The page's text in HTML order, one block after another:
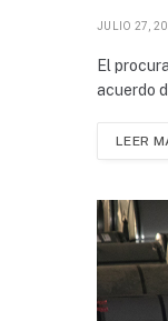
JULIO 27,
El
acuerdo
LEER